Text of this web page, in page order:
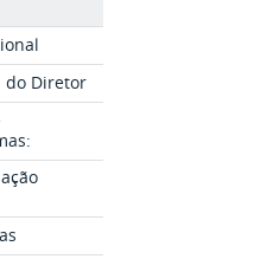
do Diretor